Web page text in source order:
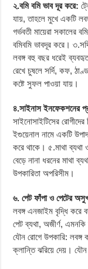
২.বমি বমি ভাব দূর করে:
যায়, তাহলে মুখে একটি
গর্ভবতী মায়েরা সকালের
বমিবমি ভাবদূর করে।
লবঙ্গ বহু বছর ধরেই
রেখে চুষলে সর্দি, কফ,
কষ্টে সুফল পাওয়া যায়।
৪.সাইনাস ইনফেকশনের
সাইনোসাইটিসের
ইগুয়েনাল নামে একটি
করে থাকে। ৫.মাথা ব্যথা
বেড়ে নানা ধরনের মাথা
উপকারিতা অপরিসীম।
৬. পেট ফাঁপা ও পেটের
লবঙ্গ এনজাইম বৃদ্ধি করে
পেট ব্যথা, অজীর্ণ,
যৌন রোগে উপকারি: লবঙ্গ
ক্লান্তি ঝরিয়ে দেয়।